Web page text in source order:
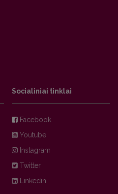
Socialiniai tinklai
Facebook
Youtube
Instagram
Twitter
Linkedin